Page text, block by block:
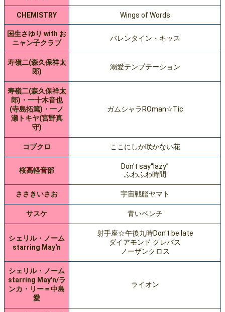
CHEMISTRY Wings of Words
国生さゆり with お
ニャン子クラブ
バレンタイン・キッス
寿嶺二(森久保祥太
郎)
溺愛テンプテーション
寿嶺二(森久保祥太
郎)・一十木音也
(寺島拓篤)・一ノ
瀬トキヤ(宮野真
守)
ガムシャラROman☆Tic
コブクロ ここにしか咲かない花
桜高軽音部
Don't say“lazy”
ふわふわ時間
ささきいさお 宇宙戦艦ヤマト
サスケ 青いベンチ
シェリル・ノーム
starring May'n
射手座☆午後九時Don't be late
ダイアモンド クレバス
ノーザンクロス
シェリル・ノーム
starring May'n/ラ
ンカ・リー＝中島
愛
ライオン